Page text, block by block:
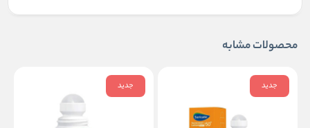
محصولات مشابه
جدید جدید